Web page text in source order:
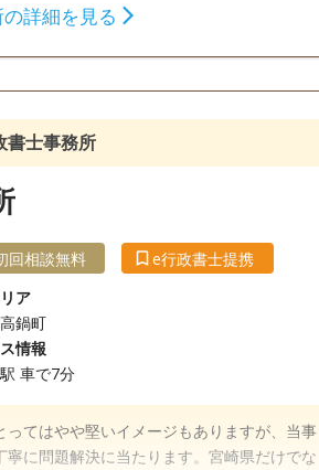
財産調査 相続手続き
詳細を見る
書士事務所
回相談無料
e行政書士提携
ア
鍋町
情報
車で7分
てはやや堅いイメージもありますが、当事
に問題解決に当たります。宮崎県だけでな